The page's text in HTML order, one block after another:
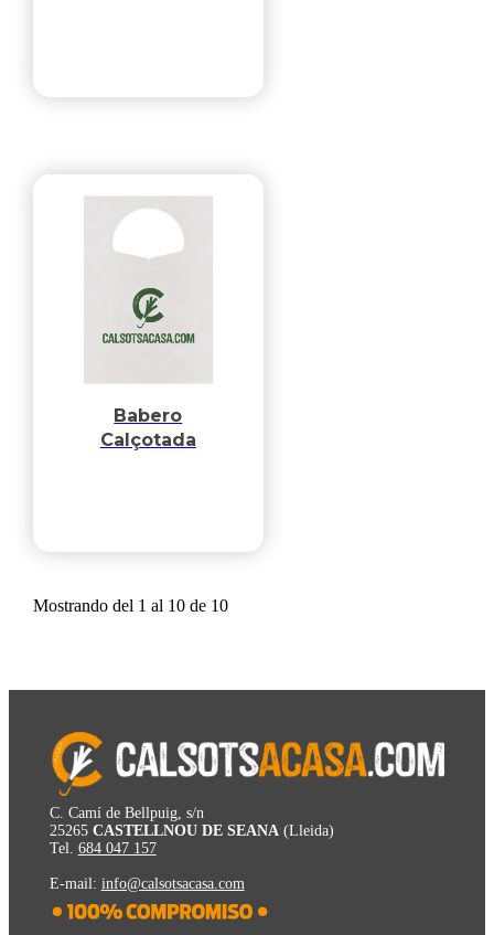
Babero
Calçotada
Mostrando del 1 al 10 de 10
C. Camí de Bellpuig, s/n
25265 CASTELLNOU DE SEANA(Lleida)
Tel. 684 047 157
E-mail: info@calsotsacasa.com